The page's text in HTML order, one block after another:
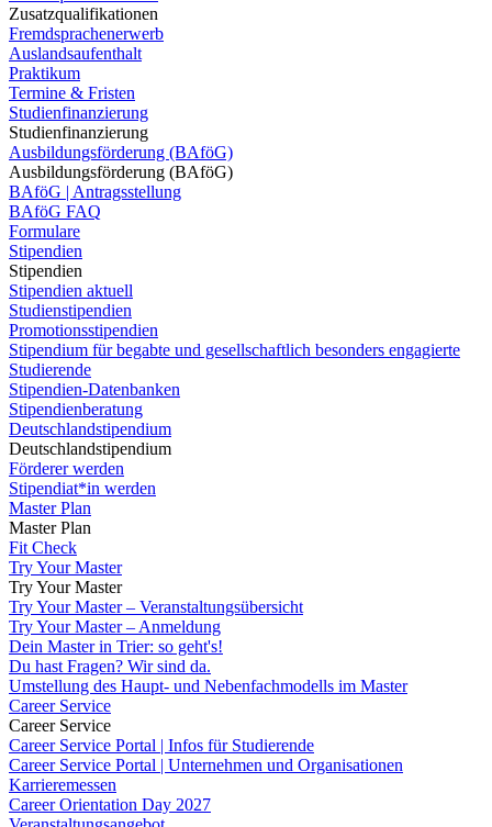
Zusatzqualifikationen
Fremdsprachenerwerb
Auslandsaufenthalt
Praktikum
Termine & Fristen
Studienfinanzierung
Studienfinanzierung
Ausbildungsförderung (BAföG)
Ausbildungsförderung (BAföG)
BAföG | Antragsstellung
BAföG FAQ
Formulare
Stipendien
Stipendien
Stipendien aktuell
Studienstipendien
Promotionsstipendien
Stipendium für begabte und gesellschaftlich besonders engagierte
Studierende
Stipendien-Datenbanken
Stipendienberatung
Deutschlandstipendium
Deutschlandstipendium
Förderer werden
Stipendiat*in werden
Master Plan
Master Plan
Fit Check
Try Your Master
Try Your Master
Try Your Master – Veranstaltungsübersicht
Try Your Master – Anmeldung
Dein Master in Trier: so geht's!
Du hast Fragen? Wir sind da.
Umstellung des Haupt- und Nebenfachmodells im Master
Career Service
Career Service
Career Service Portal | Infos für Studierende
Career Service Portal | Unternehmen und Organisationen
Karrieremessen
Career Orientation Day 2027